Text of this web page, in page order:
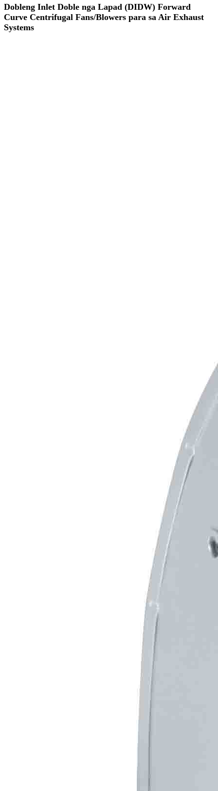
Dobleng Inlet Doble nga Lapad (DIDW) Forward
Curve Centrifugal Fans/Blowers para sa Air Exhaust
Systems